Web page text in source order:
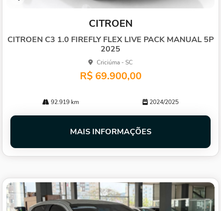
CITROEN
CITROEN C3 1.0 FIREFLY FLEX LIVE PACK MANUAL 5P
2025
Criciúma - SC
R$ 69.900,00
92.919 km 2024/2025
MAIS INFORMAÇÕES